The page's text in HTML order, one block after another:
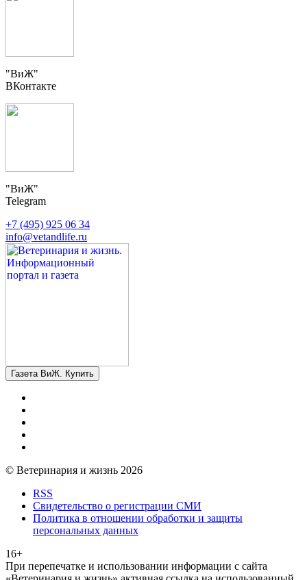
"ВиЖ"
ВКонтакте
"ВиЖ"
Telegram
+7 (495) 925 06 34
info@vetandlife.ru
Газета ВиЖ. Купить
© Ветеринария и жизнь 2026
RSS
Свидетельство о регистрации СМИ
Политика в отношении обработки и защиты
персональных данных
16+
При перепечатке и использовании информации с сайта